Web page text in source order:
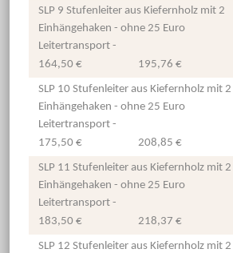
SLP 9 Stufenleiter aus Kiefernholz mit 2
Einhängehaken - ohne 25 Euro
Leitertransport -
164,50 € 195,76 €
SLP 10 Stufenleiter aus Kiefernholz mit 2
Einhängehaken - ohne 25 Euro
Leitertransport -
175,50 € 208,85 €
SLP 11 Stufenleiter aus Kiefernholz mit 2
Einhängehaken - ohne 25 Euro
Leitertransport -
183,50 € 218,37 €
SLP 12 Stufenleiter aus Kiefernholz mit 2